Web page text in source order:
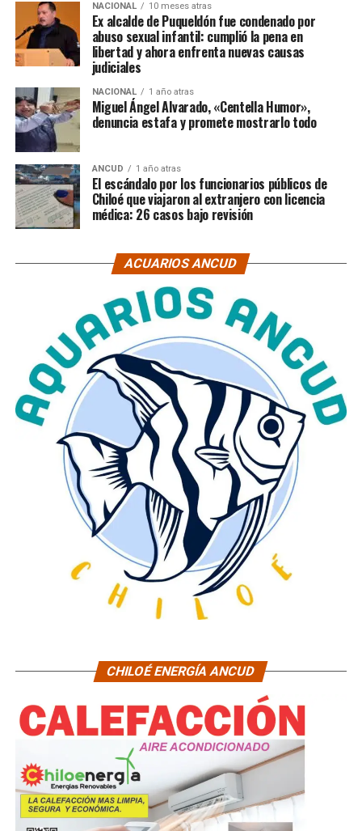
NACIONAL 10 meses atras
Ex alcalde de Puqueldón fue condenado por
abuso sexual infantil: cumplió la pena en
libertad y ahora enfrenta nuevas causas
judiciales
NACIONAL 1 año atras
Miguel Ángel Alvarado, «Centella Humor»,
denuncia estafa y promete mostrarlo todo
ANCUD 1 año atras
El escándalo por los funcionarios públicos de
Chiloé que viajaron al extranjero con licencia
médica: 26 casos bajo revisión
ACUARIOS ANCUD
CHILOÉ ENERGÍA ANCUD